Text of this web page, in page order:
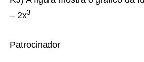
– 2x3
Patrocinador